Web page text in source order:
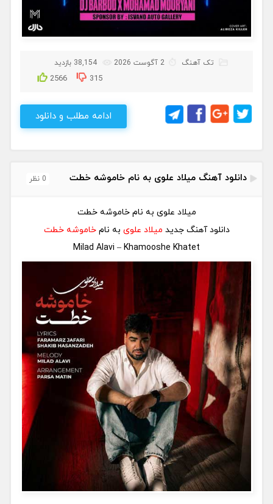
تک آهنگ 2 آگوست 2026 38,154 بازدید
2566 315
ادامه مطلب و دانلود
دانلود آهنگ میلاد علوی به نام خاموشه خطت 0 نظر
میلاد علوی به نام خاموشه خطت
دانلود آهنگ جدید میلاد علوی به نامخاموشه خطت
Milad Alavi – Khamooshe Khatet